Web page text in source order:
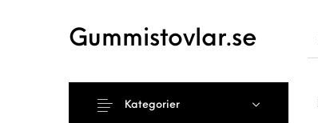
Gummistovlar.se
Kategorier